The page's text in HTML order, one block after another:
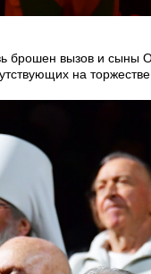
брошен вызов и сыны
на